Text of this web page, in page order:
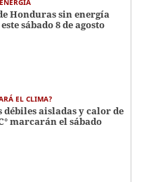
Honduras sin energía
sábado 8 de agosto
EL CLIMA?
aisladas y calor de
marcarán el sábado